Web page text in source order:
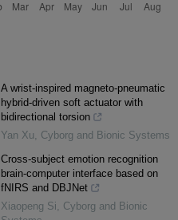
A wrist-inspired magneto-pneumatic
hybrid-driven soft actuator with
bidirectional torsion
Yan Xu, Cyborg and Bionic Systems
Cross-subject emotion recognition
brain-computer interface based on
fNIRS and DBJNet
Xiaopeng Si, Cyborg and Bionic